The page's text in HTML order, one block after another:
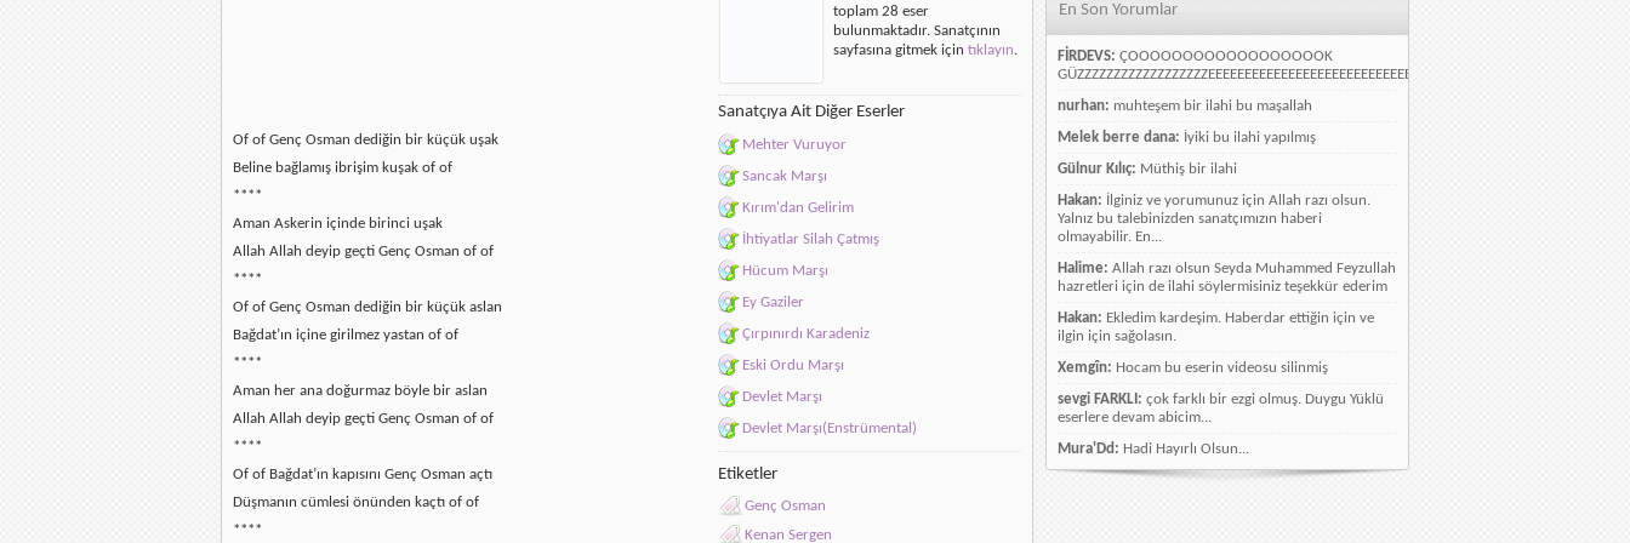
Of of Genç Osman dediğin bir küçük uşak
Beline bağlamış ibrişim kuşak of of
****
Aman Askerin içinde birinci uşak
Allah Allah deyip geçti Genç Osman of of
****
Of of Genç Osman dediğin bir küçük aslan
Bağdat’ın içine girilmez yastan of of
****
Aman her ana doğurmaz böyle bir aslan
Allah Allah deyip geçti Genç Osman of of
****
Of of Bağdat’ın kapısını Genç Osman açtı
Düşmanın cümlesi önünden kaçtı of of
****
toplam 28 eser
bulunmaktadır. Sanatçının
sayfasına gitmek için tıklayın.
Sanatçıya Ait Diğer Eserler
Mehter Vuruyor
Sancak Marşı
Kırım'dan Gelirim
İhtiyatlar Silah Çatmış
Hücum Marşı
Ey Gaziler
Çırpınırdı Karadeniz
Eski Ordu Marşı
Devlet Marşı
Devlet Marşı(Enstrümental)
Etiketler
Genç Osman
Kenan Sergen
En Son Yorumlar
FİRDEVS: ÇOOOOOOOOOOOOOOOOOOK
GÜZZZZZZZZZZZZZZZZZZEEEEEEEEEEEEEEEEEEEEEEEEEEEEELLLLLLLLLLLLLLLLLLLLLLLL
nurhan: muhteşem bir ilahi bu maşallah
Melek berre dana: İyiki bu ilahi yapılmış
Gülnur Kılıç: Müthiş bir ilahi
Hakan: İlginiz ve yorumunuz için Allah razı olsun.
Yalnız bu talebinizden sanatçımızın haberi
olmayabilir. En...
Halime: Allah razı olsun Seyda Muhammed Feyzullah
hazretleri için de ilahi söylermisiniz teşekkür ederim
Hakan: Ekledim kardeşim. Haberdar ettiğin için ve
ilgin için sağolasın.
Xemgîn: Hocam bu eserin videosu silinmiş
sevgi FARKLI: çok farklı bir ezgi olmuş. Duygu Yüklü
eserlere devam abicim...
Mura'Dd: Hadi Hayırlı Olsun...